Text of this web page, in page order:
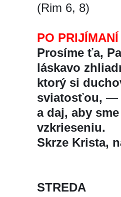
(Rim 6, 8)
PO PRIJÍMANÍ
Prosíme ťa,
láskavo
ktorý si
sviatosťou, —
a daj, aby
vzkrieseniu.
Skrze Krista,
STREDA